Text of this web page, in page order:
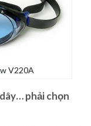
V220A
phải chọn